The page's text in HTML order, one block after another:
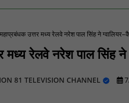
महाप्रबंधक उत्तर मध्य रेलवे नरेश पाल सिंह ने
मध्य रेलवे नरेश पाल सिंह
81 TELEVISION CHANNEL